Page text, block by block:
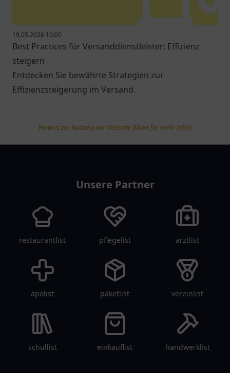
19.05.2026 10:00
Best Practices für Versanddienstleister: Effizienz
steigern
Entdecken Sie bewährte Strategien zur
Effizienzsteigerung im Versand.
Hinweis zur Nutzung der Webseite (klicke für mehr Infos)
Unsere Partner
restaurantlist pflegelist arztlist
apolist paketlist vereinlist
schullist einkauflist handwerklist